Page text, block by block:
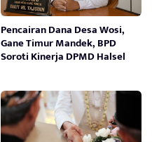
Pencairan Dana Desa Wosi,
Gane Timur Mandek, BPD
Soroti Kinerja DPMD Halsel